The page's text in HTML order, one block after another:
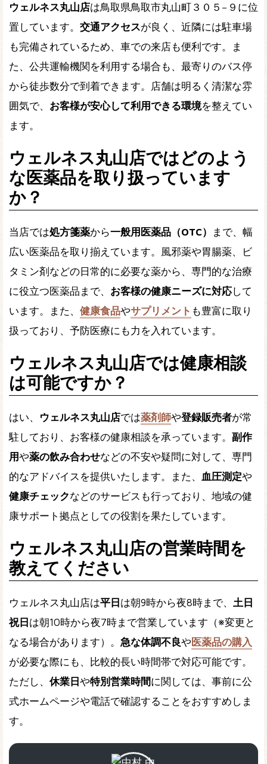
ウェルネス丸山店は鳥取県鳥取市丸山町３０５−９に位
置しています。 交通アクセスが良く、近隣には駐車場
も完備されているため、車での来店も便利です。ま
た、公共運輸機関を利用する場合も、最寄りのバス停
から徒歩数分で到着できます。店舗は明るく清潔な雰
囲気で、 お客様が安心して利用できる環境を整えてい
ます。
ウェルネス丸山店ではどのよう
な医薬品を取り扱っています
か？
当店では処方箋薬から一般用医薬品（OTC）
まで、幅
広い医薬品を取り揃えています。風邪薬や胃腸薬、ビ
タミン剤などの日常的に必要な薬から、専門的な治療
に役立つ医薬品まで、 お客様の健康ニーズに対応して
います。また、 健康食品やサプリメント も豊富に取り
扱っており、予防医療にも力を入れています。
ウェルネス丸山店では健康相談
は可能ですか？
はい、 ウェルネス丸山店では薬剤師や登録販売者が常
駐しており、お客様の健康相談を承っています。 副作
用や薬の飲み合わせなどの不安や疑問に対して、専門
的なアドバイスを提供いたします。また、 血圧測定や
健康チェックなどのサービスも行っており、地域の健
康サポート拠点としての役割を果たしています。
ウェルネス丸山店の営業時間を
教えてください
ウェルネス丸山店は平日は朝9時から夜8時まで、 土日
祝日は朝10時から夜7時まで営業しています（※変更と
なる場合があります）。 急な体調不良や医薬品の購入
が必要な際にも、比較的長い時間帯で対応可能です。
ただし、 休業日や特別営業時間に関しては、事前に公
式ホームページや電話で確認することをおすすめしま
す。